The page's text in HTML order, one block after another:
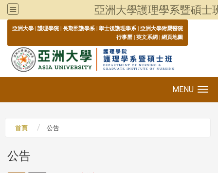
亞洲大學護理學系暨碩士
亞洲大學 | 護理學院 | 長期照護學系 | 學士後護理學系 | 亞洲大學附屬醫院
行事曆 | 英文系網 | 網頁地圖
MENU
首頁 公告
公告